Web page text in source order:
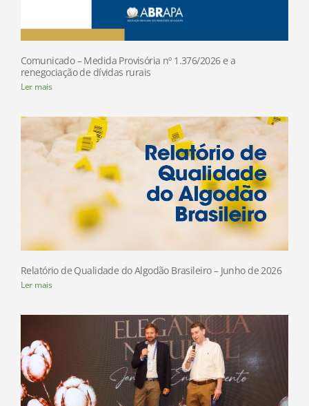
Comunicado – Medida Provisória nº 1.376/2026 e a
renegociação de dívidas rurais
Ler mais
Relatório de Qualidade do Algodão Brasileiro – Junho de 2026
Ler mais